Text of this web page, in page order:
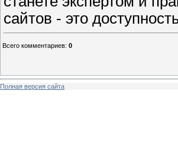
сайтов - это
Всего комментариев: 0
Полная версия сайта